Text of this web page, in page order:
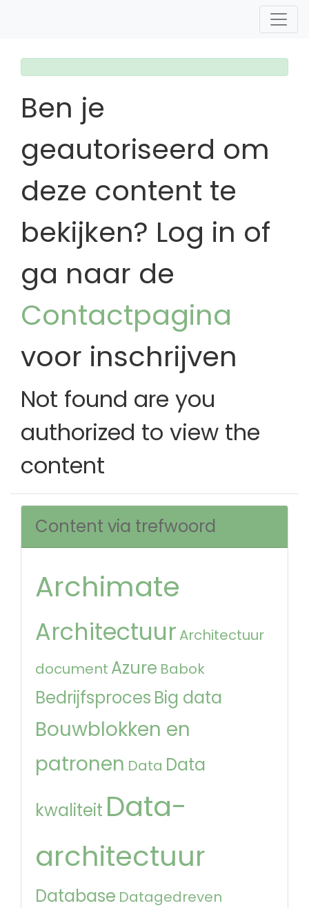
Ben je
geautoriseerd om
deze content te
bekijken? Log in of
ga naar de
Contactpagina
voor inschrijven
Not found are you
authorized to view the
content
Content via trefwoord
Archimate
Architectuur Architectuur
document Azure Babok
Bedrijfsproces Big data
Bouwblokken en
patronen Data Data
kwaliteit Data-
architectuur
Database Datagedreven